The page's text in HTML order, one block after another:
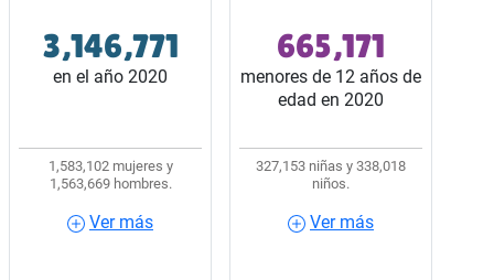
3,146,771
en el año 2020
1,583,102 mujeres y
1,563,669 hombres.
Ver más
Ocupó el lugar 15 entre
los 32 estados del país.
Ver más
665,171
menores de 12 años de
edad en 2020
327,153 niñas y 338,018
niños.
Ver más
Representaron 2 de
cada 10 habitantes del
estado.
Ver más